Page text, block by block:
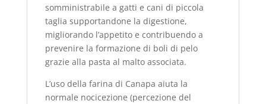
somministrabile a gatti e cani di piccola
taglia supportandone la digestione,
migliorando l’appetito e contribuendo a
prevenire la formazione di boli di pelo
grazie alla pasta al malto associata.
L’uso della farina di Canapa aiuta la
normale nocicezione (percezione del